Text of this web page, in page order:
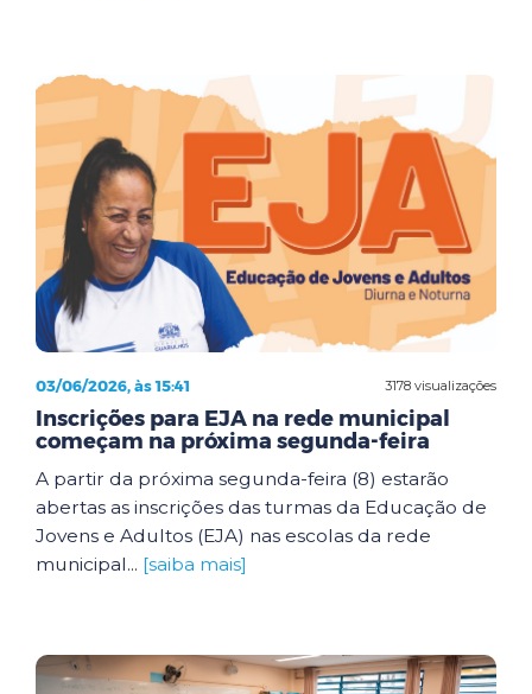
3178 visualizações
03/06/2026, às 15:41
Inscrições para EJA na rede municipal
começam na próxima segunda-feira
A partir da próxima segunda-feira (8) estarão
abertas as inscrições das turmas da Educação de
Jovens e Adultos (EJA) nas escolas da rede
municipal... [saiba mais]